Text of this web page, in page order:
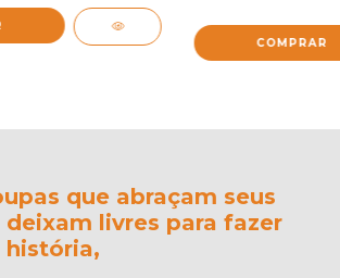
COMPRAR
que abraçam seus
livres para fazer
história,